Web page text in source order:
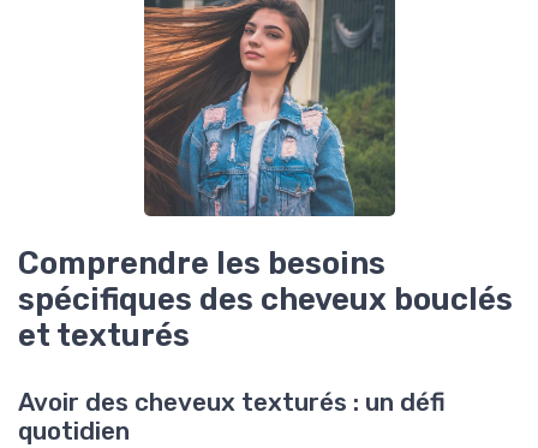
Comprendre les besoins
spécifiques des cheveux bouclés
et texturés
Avoir des cheveux texturés : un défi
quotidien